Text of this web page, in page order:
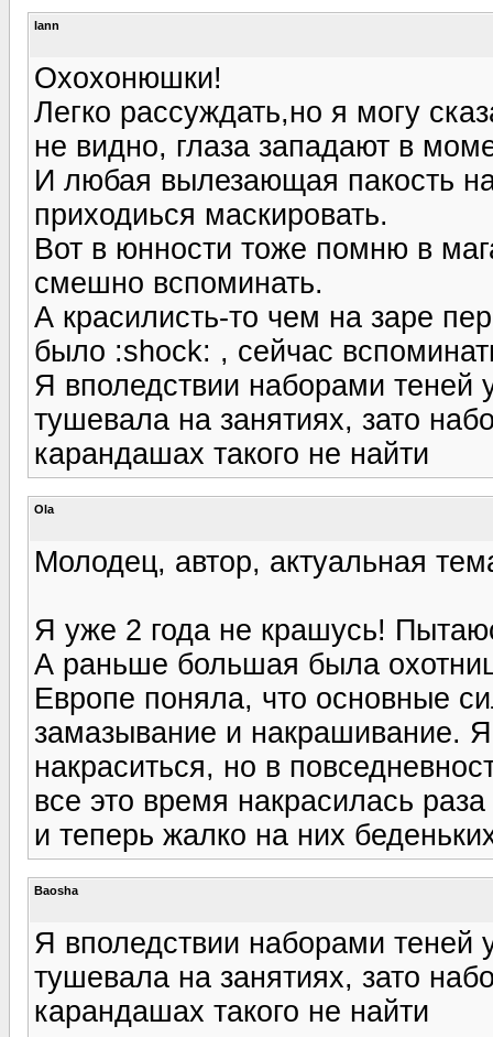
lann
Охохонюшки!
Легко рассуждать,но я могу
не видно, глаза западают в
И любая вылезающая пакость
приходиься маскировать.
Вот в юнности тоже помню в
смешно вспоминать.
А красилисть-то чем на заре
было :shock: , сейчас
Я вполедствии наборами теней
тушевала на занятиях, зато
карандашах такого не найти
Ola
Молодец, автор, актуальная
Я уже 2 года не крашусь!
А раньше большая была
Европе поняла, что основные
замазывание и накрашивание.
накраситься, но в
все это время накрасилась
и теперь жалко на них
Baosha
Я вполедствии наборами теней
тушевала на занятиях, зато
карандашах такого не найти